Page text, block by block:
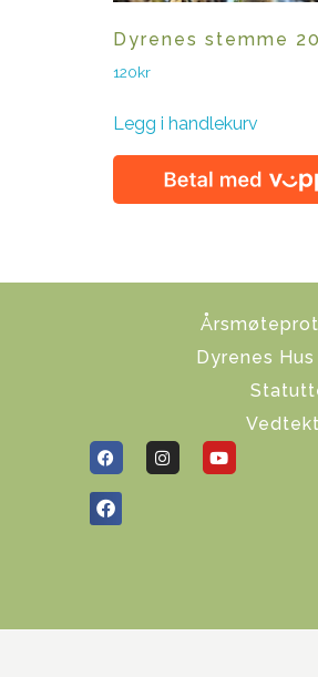
Dyrenes stemme
120kr
Legg i handlekurv
Dyrenes